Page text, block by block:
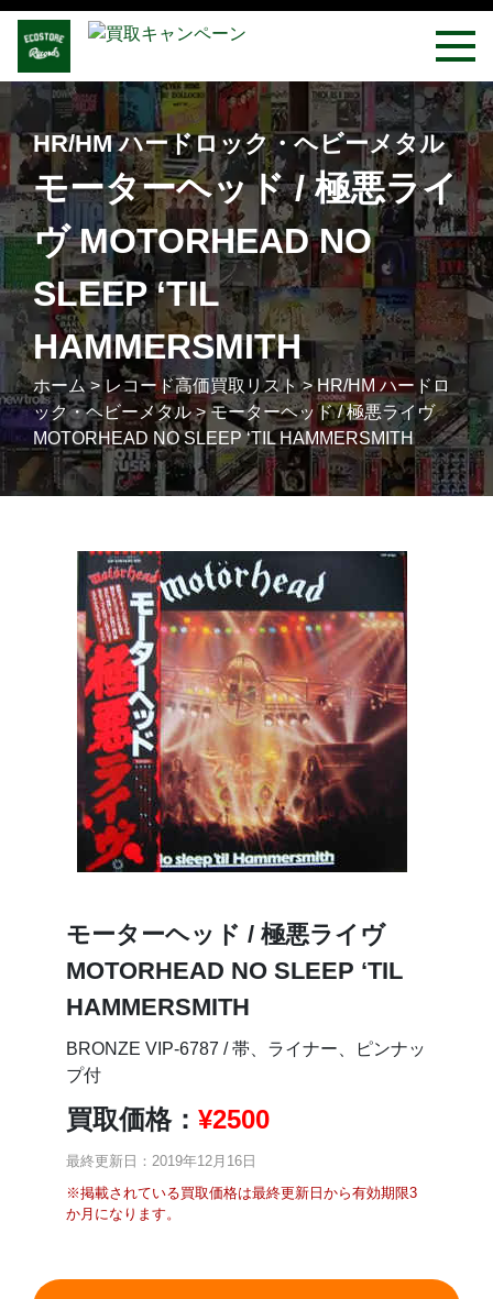
HR/HM ハードロック・ヘビーメタル
モーターヘッド / 極悪ライ
ヴ MOTORHEAD NO
SLEEP ‘TIL
HAMMERSMITH
ホーム> レコード高価買取リスト>HR/HM ハードロ
ック・ヘビーメタル>モーターヘッド / 極悪ライヴ
MOTORHEAD NO SLEEP ‘TIL HAMMERSMITH
モーターヘッド / 極悪ライヴ
MOTORHEAD NO SLEEP ‘TIL
HAMMERSMITH
BRONZE VIP-6787 / 帯、ライナー、ピンナッ
プ付
買取価格： ¥2500
最終更新日：2019年12月16日
※掲載されている買取価格は最終更新日から有効期限3
か月になります。